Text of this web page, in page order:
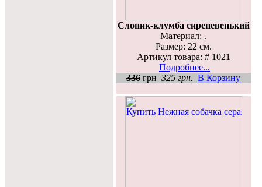
Слоник-клумба сиреневенький
Материал: .
Размер: 22 см.
Артикул товара: # 1021
Подробнее...
336 грн 325 грн. В Корзину